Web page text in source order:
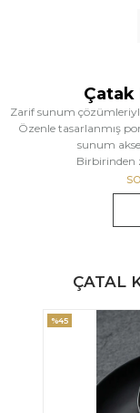
Çatak
Zarif sunum
Özenle tasarlanmış
sunum
Birbirinden
ÇATAL
%30